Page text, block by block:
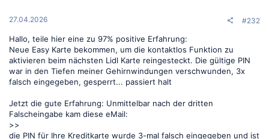
27.04.2026 #232
Hallo, teile hier eine zu 97% positive Erfahrung:
Neue Easy Karte bekommen, um die kontaktlos Funktion zu
aktivieren beim nächsten Lidl Karte reingesteckt. Die gültige PIN
war in den Tiefen meiner Gehirnwindungen verschwunden, 3x
falsch eingegeben, gesperrt... passiert halt
Jetzt die gute Erfahrung: Unmittelbar nach der dritten
Falscheingabe kam diese eMail:
>>
die PIN für Ihre Kreditkarte wurde 3-mal falsch eingegeben und ist